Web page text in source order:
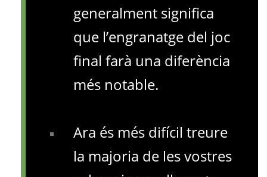
generalment significa
que l’engranatge del joc
final farà una diferència
més notable.
Ara és més difícil treure
la majoria de les vostres